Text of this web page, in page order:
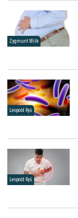
Zygmunt Wilk
Leopold Ryś
Leopold Ryś